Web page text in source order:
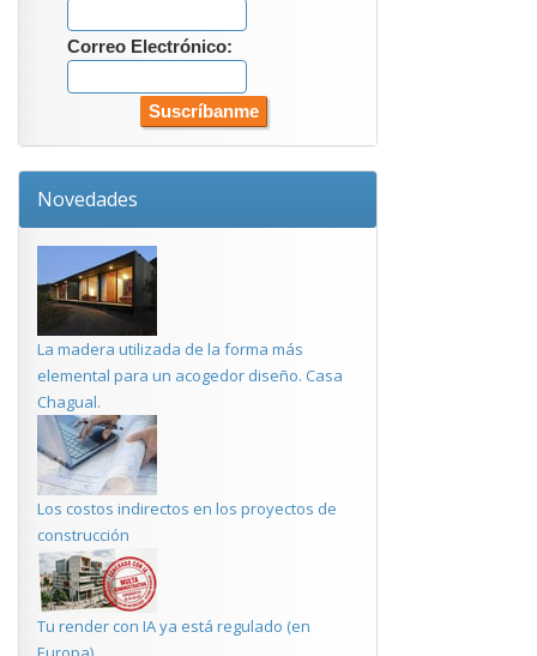
Correo Electrónico:
Novedades
La madera utilizada de la forma más
elemental para un acogedor diseño. Casa
Chagual.
Los costos indirectos en los proyectos de
construcción
Tu render con IA ya está regulado (en